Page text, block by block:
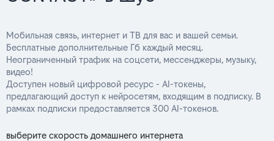
Мобильная связь, интернет и ТВ для вас и вашей семьи.
Бесплатные дополнительные Гб каждый месяц.
Неограниченный трафик на соцсети, мессенджеры, музыку,
видео!
Доступен новый цифровой ресурс - AI-токены,
предлагающий доступ к нейросетям, входящим в подписку. В
рамках подписки предоставляется 300 AI-токенов.
выберите скорость домашнего интернета